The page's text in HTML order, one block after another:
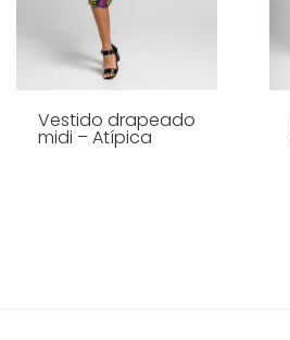
Vestido drapeado
midi – Atípica